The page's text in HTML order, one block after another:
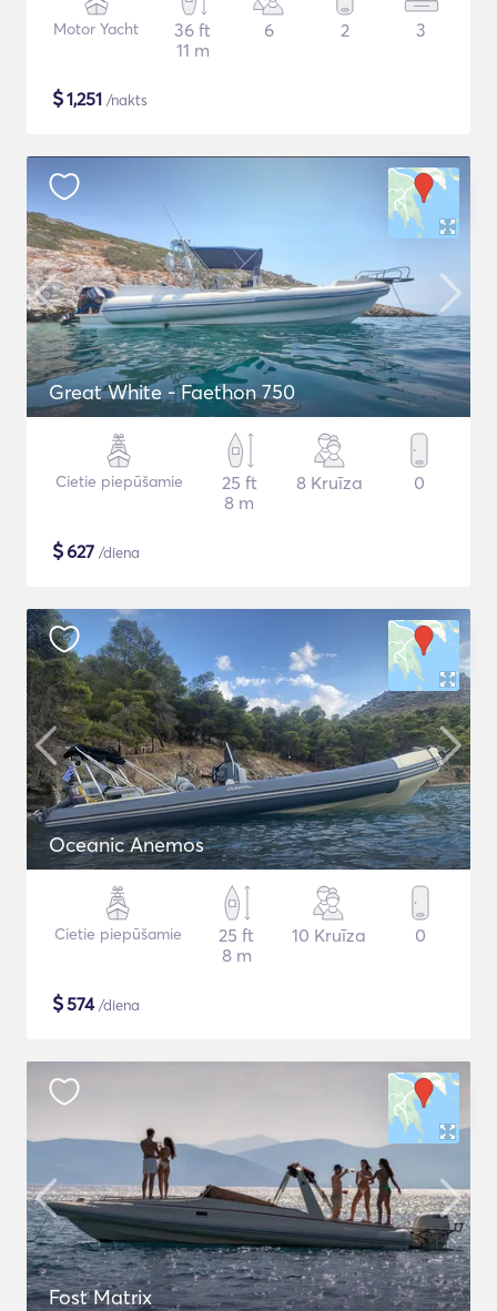
Motor Yacht
36 ft
11 m
6 2 3
$1,251 /nakts
Great White - Faethon 750
Cietie piepūšamie
25 ft
8 m
8 Kruīza 0
$627 /diena
Oceanic Anemos
Cietie piepūšamie
25 ft
8 m
10 Kruīza 0
$574/diena
Fost Matrix